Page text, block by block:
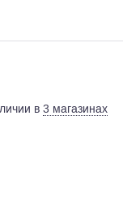
в 3 магазинах